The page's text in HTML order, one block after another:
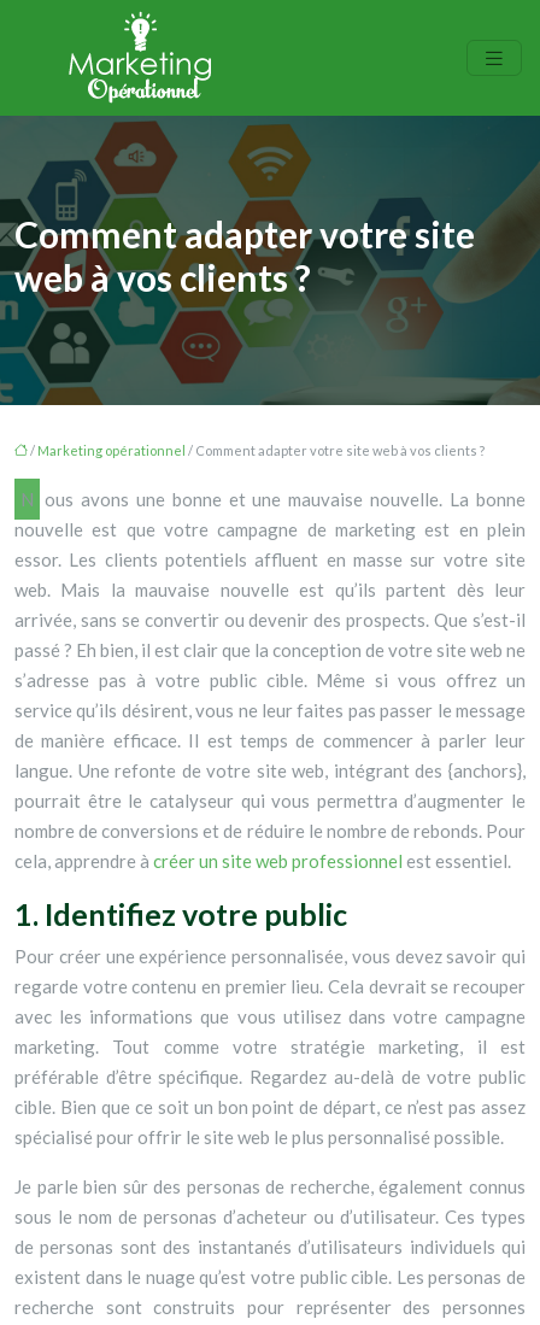
Comment adapter votre site
web à vos clients ?
/ Marketing opérationnel / Comment adapter votre site web à vos clients ?
Nous avons une bonne et une mauvaise nouvelle. La bonne
nouvelle est que votre campagne de marketing est en plein
essor. Les clients potentiels affluent en masse sur votre site
web. Mais la mauvaise nouvelle est qu’ils partent dès leur
arrivée, sans se convertir ou devenir des prospects. Que s’est-il
passé ? Eh bien, il est clair que la conception de votre site web ne
s’adresse pas à votre public cible. Même si vous offrez un
service qu’ils désirent, vous ne leur faites pas passer le message
de manière efficace. Il est temps de commencer à parler leur
langue. Une refonte de votre site web, intégrant des {anchors},
pourrait être le catalyseur qui vous permettra d’augmenter le
nombre de conversions et de réduire le nombre de rebonds. Pour
cela, apprendre à créer un site web professionnel est essentiel.
1. Identifiez votre public
Pour créer une expérience personnalisée, vous devez savoir qui
regarde votre contenu en premier lieu. Cela devrait se recouper
avec les informations que vous utilisez dans votre campagne
marketing. Tout comme votre stratégie marketing, il est
préférable d’être spécifique. Regardez au-delà de votre public
cible. Bien que ce soit un bon point de départ, ce n’est pas assez
spécialisé pour offrir le site web le plus personnalisé possible.
Je parle bien sûr des personas de recherche, également connus
sous le nom de personas d’acheteur ou d’utilisateur. Ces types
de personas sont des instantanés d’utilisateurs individuels qui
existent dans le nuage qu’est votre public cible. Les personas de
recherche sont construits pour représenter des personnes